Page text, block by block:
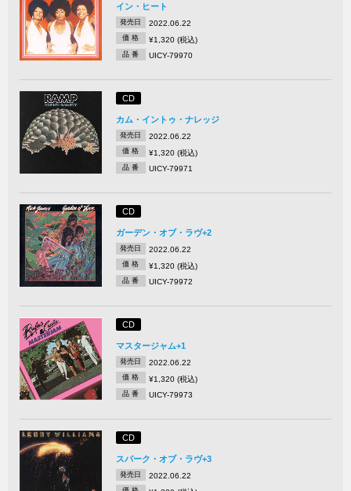
イン・ヒート
発売日 2022.06.22
価 格 ¥1,320 (税込)
品 番 UICY-79970
CD
カム・イントゥ・ナレッジ
発売日 2022.06.22
価 格 ¥1,320 (税込)
品 番 UICY-79971
CD
ガーデン・オブ・ラヴ+2
発売日 2022.06.22
価 格 ¥1,320 (税込)
品 番 UICY-79972
CD
マスタージャム+1
発売日 2022.06.22
価 格 ¥1,320 (税込)
品 番 UICY-79973
CD
スパーク・オブ・ラヴ+3
発売日 2022.06.22